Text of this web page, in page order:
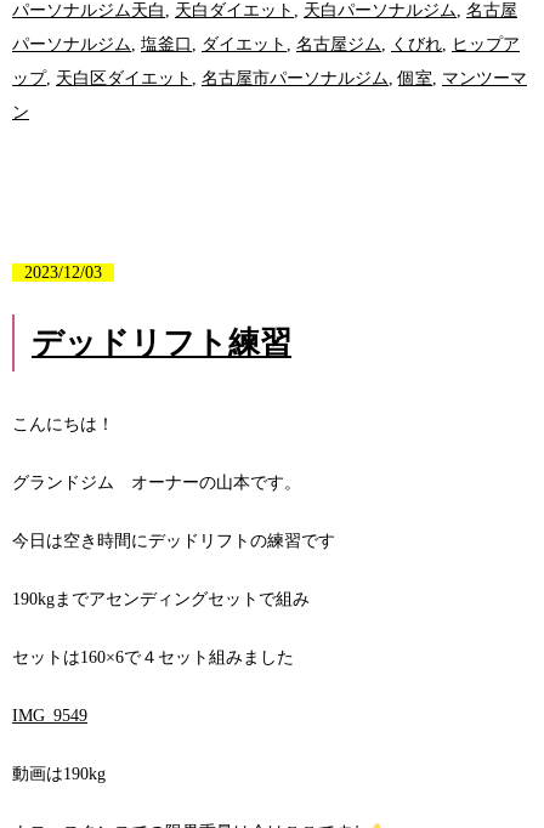
パーソナルジム天白 , 天白ダイエット , 天白パーソナルジム, 名古屋
パーソナルジム, 塩釜口 , ダイエット , 名古屋ジム, くびれ, ヒップア
ップ, 天白区ダイエット , 名古屋市パーソナルジム,個室, マンツーマ
ン
2023/12/03
デッドリフト練習
こんにちは！
グランドジム オーナーの山本です。
今日は空き時間にデッドリフトの練習です
190kgまでアセンディングセットで組み
セットは160×6で４セット組みました
IMG_9549
動画は190kg